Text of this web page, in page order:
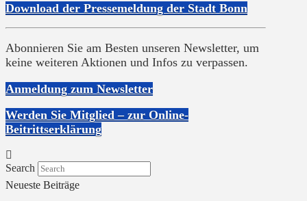
Download der Pressemeldung der Stadt Bonn
Abonnieren Sie am Besten unseren Newsletter, um
keine weiteren Aktionen und Infos zu verpassen.
Anmeldung zum Newsletter
Werden Sie Mitglied – zur Online-
Beitrittserklärung
Search
Neueste Beiträge